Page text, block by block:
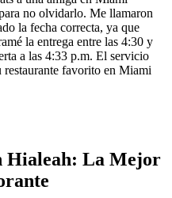
no olvidarlo. Me llamaron
la fecha correcta, ya que
la entrega entre las 4:30 y
a las 4:33 p.m. El servicio
restaurante favorito en Miami
Hialeah: La Mejor